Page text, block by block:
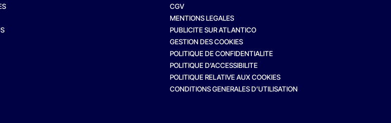
CGV
MENTIONS LEGALES
PUBLICITE SUR ATLANTICO
GESTION DES COOKIES
POLITIQUE DE CONFIDENTIALITE
POLITIQUE D’ACCESSIBILITE
POLITIQUE RELATIVE AUX COOKIES
CONDITIONS GENERALES D’UTILISATION